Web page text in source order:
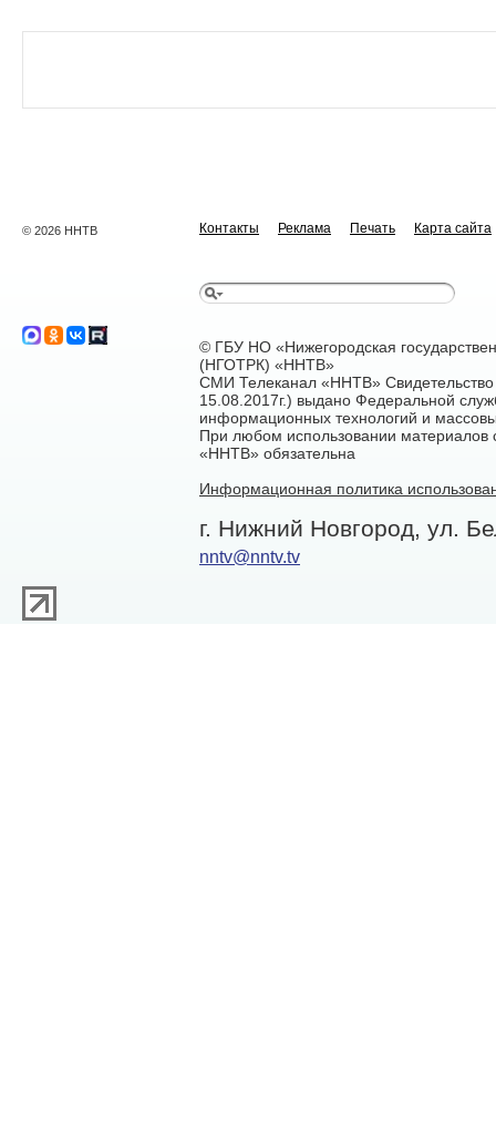
© 2026 ННТВ Контакты Реклама Печать Карта сайта
© ГБУ НО «Нижегородская
(НГОТРК) «ННТВ»
СМИ Телеканал «ННТВ»
15.08.2017г.) выдано Федеральной
информационных технологий и
При любом использовании материалов
«ННТВ» обязательна
Информационная политика
г. Нижний Новгород, ул.
nntv@nntv.tv